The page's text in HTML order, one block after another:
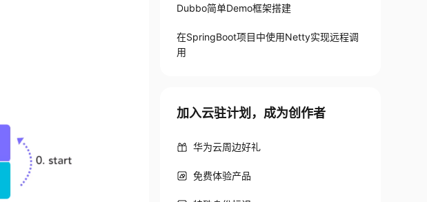
Dubbo简单Demo框架搭建
在SpringBoot项目中使用Netty实现远程调
用
加入云驻计划，成为创作者
华为云周边好礼
免费体验产品